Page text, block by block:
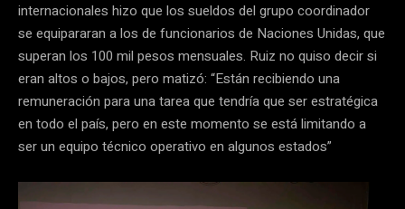
internacionales hizo que los sueldos del grupo coordinador
se equipararan a los de funcionarios de Naciones Unidas, que
superan los 100 mil pesos mensuales. Ruiz no quiso decir si
eran altos o bajos, pero matizó: “Están recibiendo una
remuneración para una tarea que tendría que ser estratégica
en todo el país, pero en este momento se está limitando a
ser un equipo técnico operativo en algunos estados”